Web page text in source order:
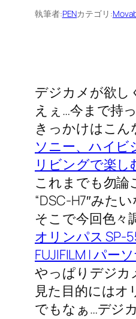
執筆者:PENカテゴリ:
デジカメが欲し
えぇ…今まで持
きっかけはこん
ソニー、ハイビ
リビングで楽し
これまでも勿論
“DSC-H7″みた
そこで今回色々
オリンパス SP-
FUJIFILM | パー
やっぱりデジカ
見た目的にはオ
でもなぁ…デジ